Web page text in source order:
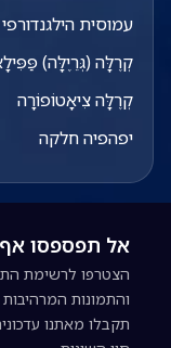
עמוסית הילגנדורפי
קְרֶלָּה (גְּרֵיֶלָּה)
קְרֶלָּה צִיאָטוֹפוֹרָה
יפהפיה חלקה
אל תפספסו אף
הצטרפו לרשימת
והתמונות
תקבלו מאתנו